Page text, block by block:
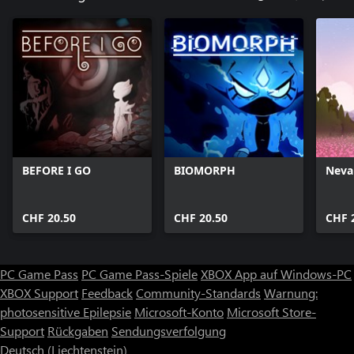
BEFORE I GO
CHF 20.50
BIOMORPH
CHF 20.50
Neva
CHF
PC Game Pass PC Game Pass-SpieleXBOX App auf Windows-PC
XBOX Support FeedbackCommunity-Standards Warnung:
photosensitive Epilepsie Microsoft-Konto Microsoft Store-
Support Rückgaben Sendungsverfolgung
Deutsch (Liechtenstein)